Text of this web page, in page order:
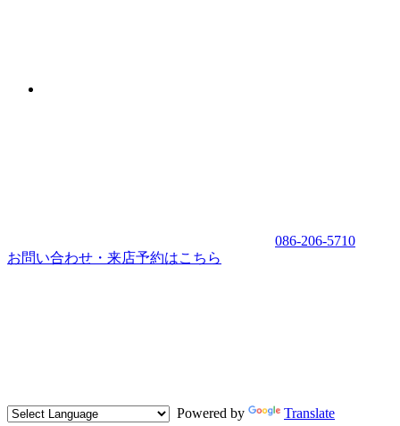
086-206-5710
お問い合わせ・来店予約はこちら
Powered by Translate